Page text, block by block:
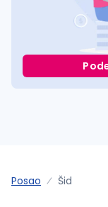
Posao Šid